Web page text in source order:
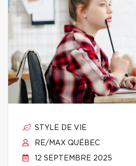
STYLE DE VIE
RE/MAX QUÉBEC
12 SEPTEMBRE 2025